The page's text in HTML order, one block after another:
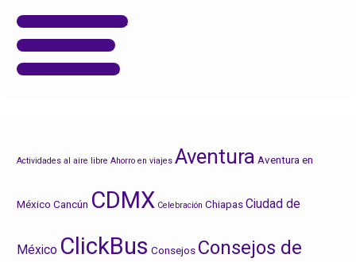
Compartir en Facebook
Compartir en Twitter
Compartir en LinkedIn
Actividades al aire libre Ahorro en viajes Aventura Aventura en
México Cancún CDMX Celebración Chiapas Ciudad de
México ClickBus Consejos Consejos de